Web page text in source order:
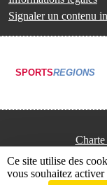
Signaler un contenu
SPORTSREGIONS
Ce site utilise des
vous souhaitez activer